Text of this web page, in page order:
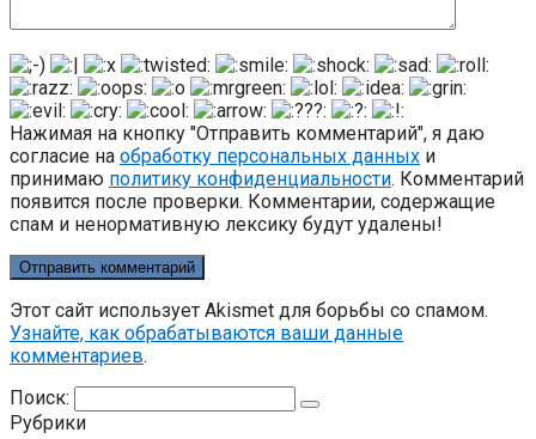
Нажимая на кнопку "Отправить комментарий", я даю
согласие на обработку персональных данных и
принимаю политику конфиденциальности. Комментарий
появится после проверки. Комментарии, содержащие
спам и ненормативную лексику будут удалены!
Этот сайт использует Akismet для борьбы со спамом.
Узнайте, как обрабатываются ваши данные
комментариев.
Поиск:
Рубрики